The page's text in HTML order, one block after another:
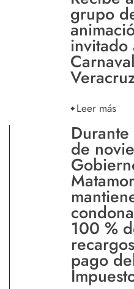
grupo
invitado
Leer más
de
100 %
pago